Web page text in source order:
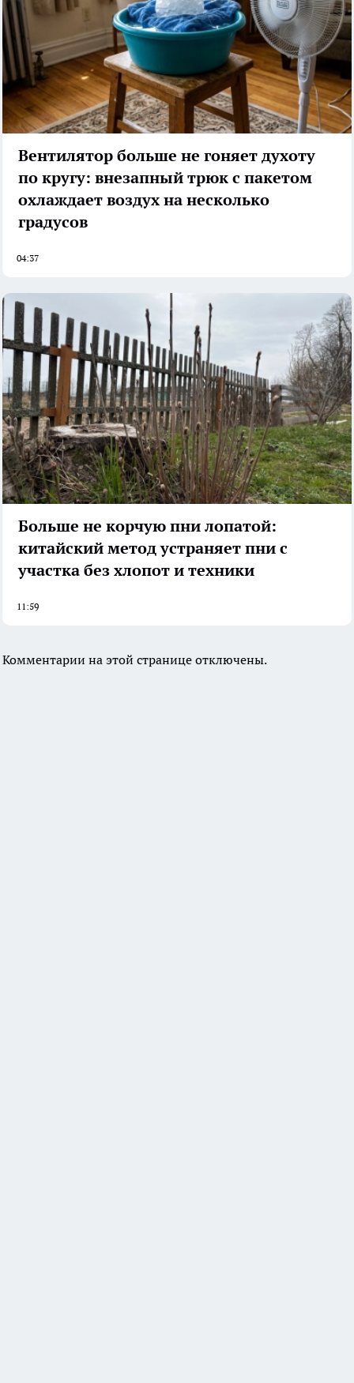
Вентилятор больше не гоняет духоту
по кругу: внезапный трюк с пакетом
охлаждает воздух на несколько
градусов
04:37
Больше не корчую пни лопатой:
китайский метод устраняет пни с
участка без хлопот и техники
11:59
Комментарии на этой странице отключены.